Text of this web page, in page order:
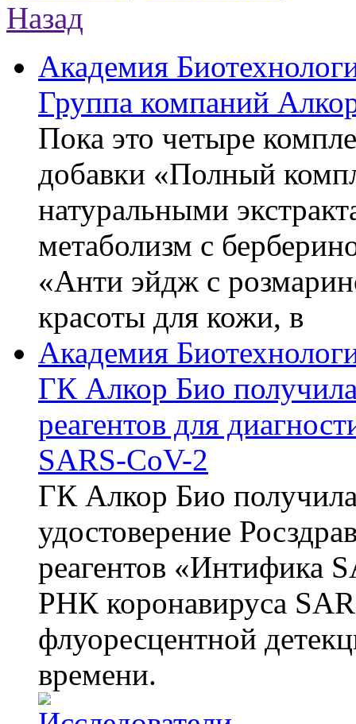
Назад
Академия
Группа компаний
Пока это четыре
добавки «Полный
натуральными
метаболизм с
«Анти эйдж с
красоты для кожи, в
Академия
ГК Алкор Био
реагентов для
SARS-CoV-2
ГК Алкор Био
удостоверение
реагентов «Интифика
РНК коронавируса
флуоресцентной
времени.